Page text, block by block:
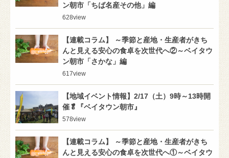
ン朝市「ちば名産その他」編
628view
【連載コラム】 ～季節と産地・生産者がきち
んと見える安心の食卓を次世代へ②～ベイタウ
ン朝市「さかな」編
617view
【地域イベント情報】2/17（土）9時～13時開
催🥬『ベイタウン朝市』
578view
【連載コラム】 ～季節と産地・生産者がきち
んと見える安心の食卓を次世代へ①～ベイタウ